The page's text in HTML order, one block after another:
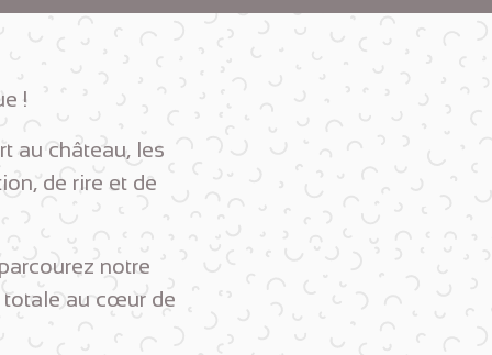
!
au château, les
de rire et de
notre
totale au cœur de